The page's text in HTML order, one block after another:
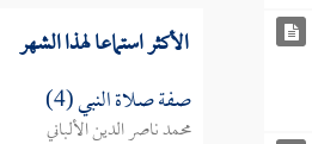
الأكثر استماعا لهذا الشهر
صفة صلاة النبي (4)
محمد ناصر الدين الألباني